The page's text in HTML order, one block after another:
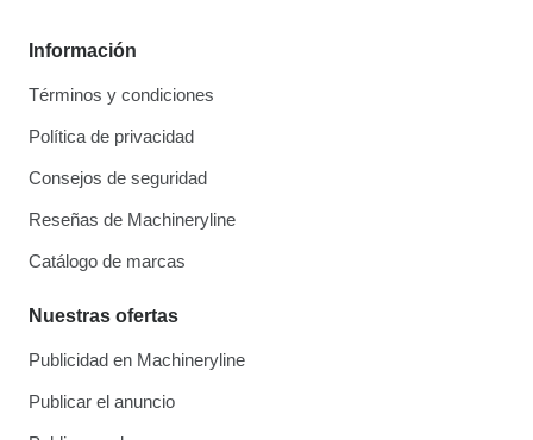
Información
Términos y condiciones
Política de privacidad
Consejos de seguridad
Reseñas de Machineryline
Catálogo de marcas
Nuestras ofertas
Publicidad en Machineryline
Publicar el anuncio